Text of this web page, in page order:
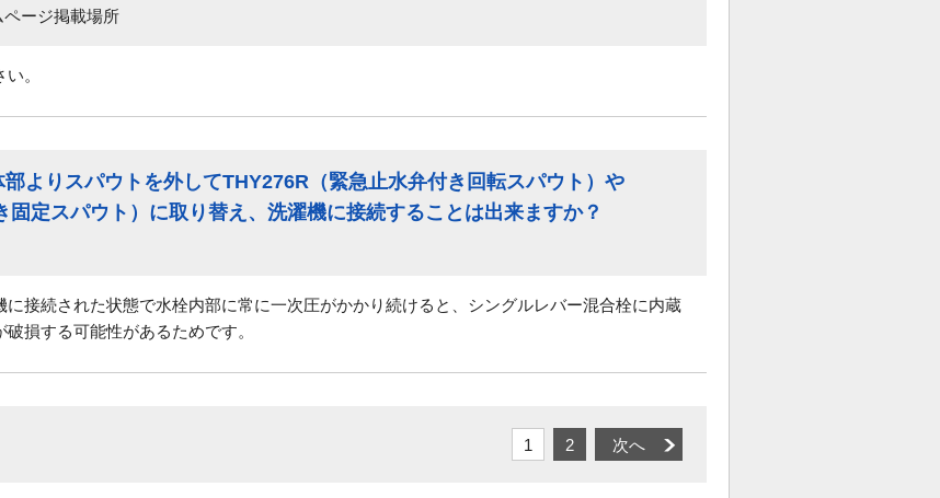
ージ掲載場所
。
よりスパウトを外してTHY276R（緊急止水弁付き回転スパウト）や
定スパウト）に取り替え、洗濯機に接続することは出来ますか？
接続された状態で水栓内部に常に一次圧がかかり続けると、シングルレバー混合栓に内蔵
損する可能性があるためです。
1 2 次へ